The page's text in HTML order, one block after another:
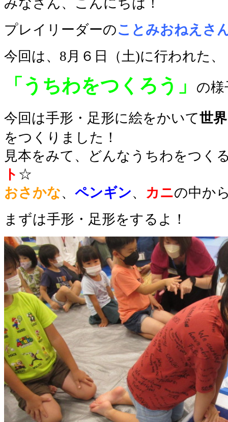
プレイリーダーのことみおねえさ
今回は、8月６日（土)に行われた、
「うちわをつくろう」
の
今回は手形・足形に絵をかいて世
をつくりました！
見本をみて、どんなうちわをつく
ト ☆
おさかな、 ペンギン、 カニの中か
まずは手形・足形をするよ！